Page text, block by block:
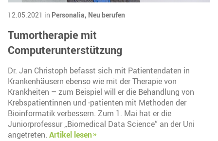
12.05.2021 in Personalia, Neu berufen
Tumortherapie mit
Computerunterstützung
Dr. Jan Christoph befasst sich mit Patientendaten in
Krankenhäusern ebenso wie mit der Therapie von
Krankheiten – zum Beispiel will er die Behandlung von
Krebspatientinnen und -patienten mit Methoden der
Bioinformatik verbessern. Zum 1. Mai hat er die
Juniorprofessur „Biomedical Data Science“ an der Uni
angetreten. Artikel lesen